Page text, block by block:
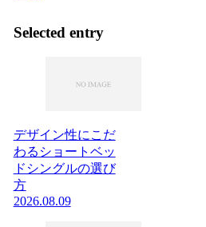
Selected entry
デザイン性にこだ
わるショートベッ
ドシングルの選び
方
2026.08.09